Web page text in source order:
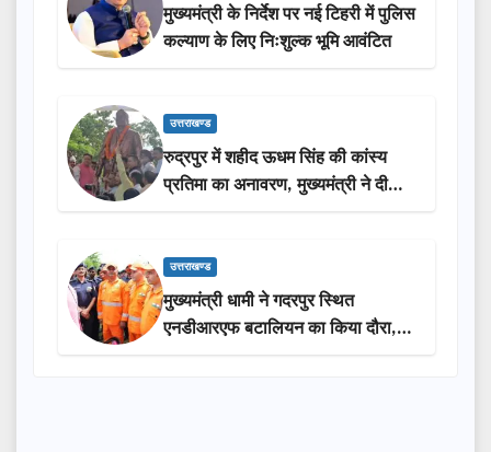
मुख्यमंत्री के निर्देश पर नई टिहरी में पुलिस
कल्याण के लिए निःशुल्क भूमि आवंटित
उत्तराखण्ड
रुद्रपुर में शहीद ऊधम सिंह की कांस्य
प्रतिमा का अनावरण, मुख्यमंत्री ने दी
₹3.85 करोड़ की विकास परियोजनाओं
उत्तराखण्ड
मुख्यमंत्री धामी ने गदरपुर स्थित
एनडीआरएफ बटालियन का किया दौरा,
आपदा प्रबंधन तैयारियों का लिया जायजा